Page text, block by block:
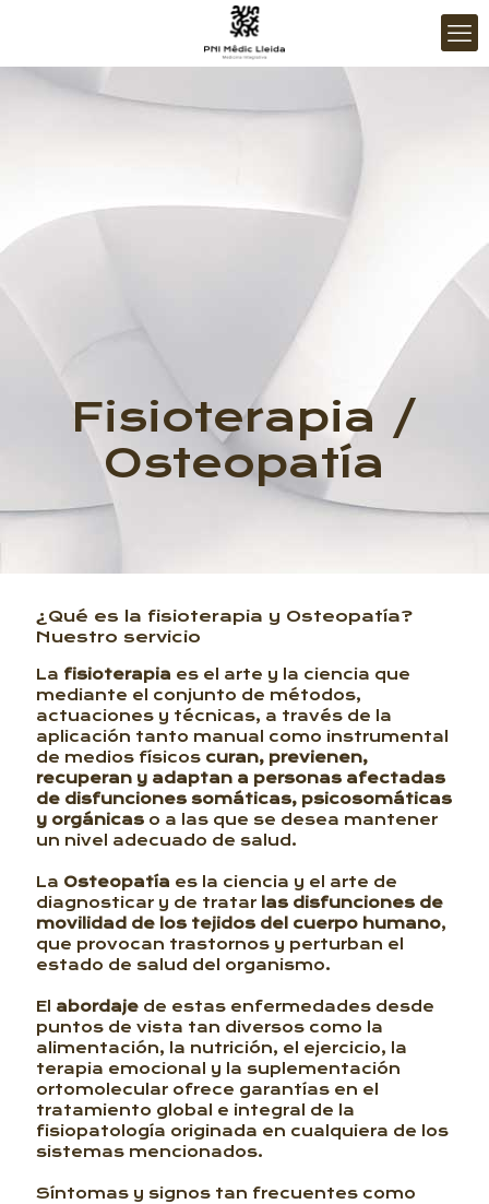
Fisioterapia /
Osteopatía
¿Qué es la fisioterapia y Osteopatía?
Nuestro servicio
La fisioterapia es el arte y la ciencia que
mediante el conjunto de métodos,
actuaciones y técnicas, a través de la
aplicación tanto manual como instrumental
de medios físicos curan, previenen,
recuperan y adaptan a personas afectadas
de disfunciones somáticas, psicosomáticas
y orgánicas o a las que se desea mantener
un nivel adecuado de salud.
La Osteopatía es la ciencia y el arte de
diagnosticar y de tratar las disfunciones de
movilidad de los tejidos del cuerpo humano,
que provocan trastornos y perturban el
estado de salud del organismo.
El abordaje de estas enfermedades desde
puntos de vista tan diversos como la
alimentación, la nutrición, el ejercicio, la
terapia emocional y la suplementación
ortomolecular ofrece garantías en el
tratamiento global e integral de la
fisiopatología originada en cualquiera de los
sistemas mencionados.
Síntomas y signos tan frecuentes como